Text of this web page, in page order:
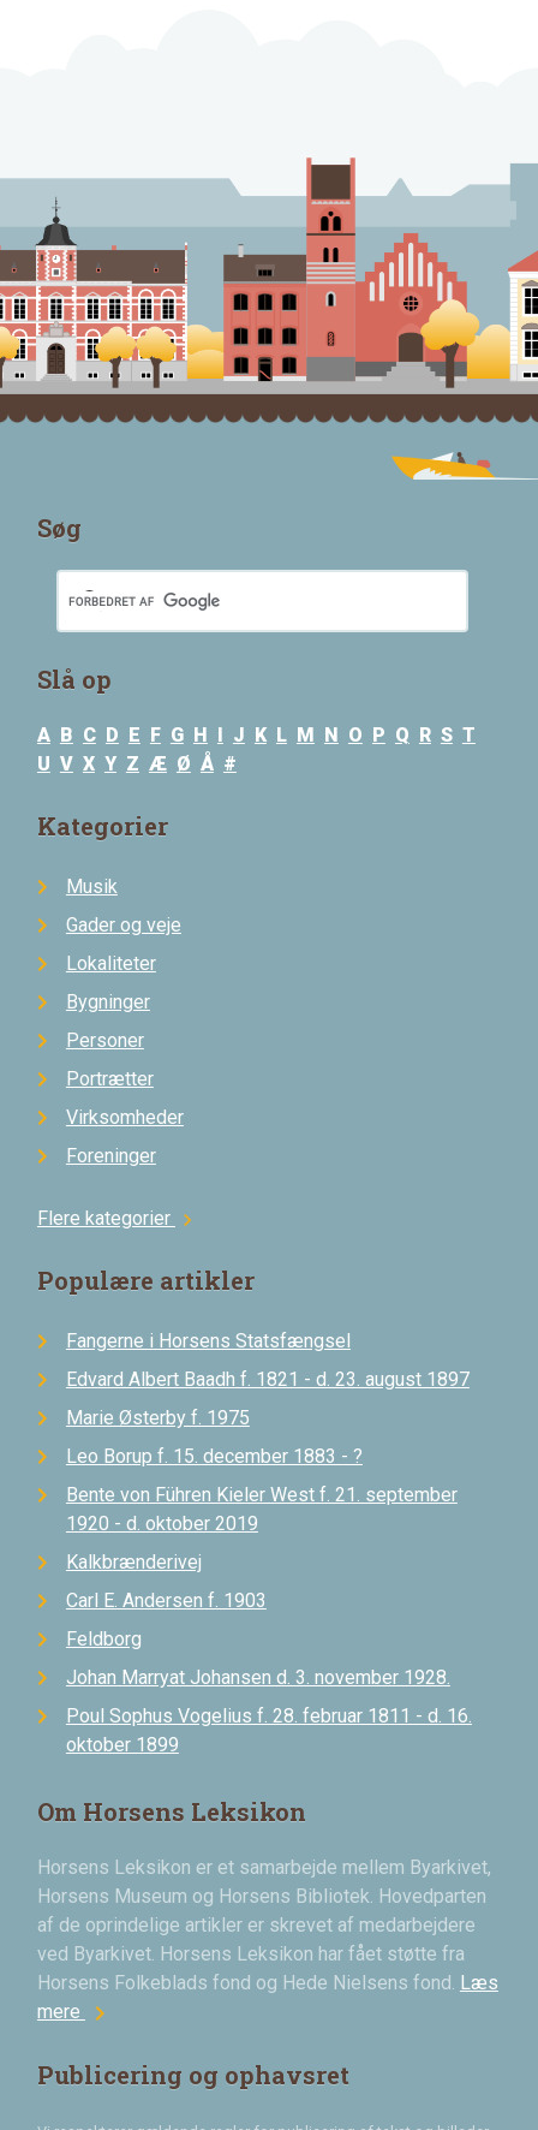
Søg
Slå op
A B C D E F G H I J K L M N O P Q R S T
U V X Y Z Æ Ø Å #
Kategorier
Musik
Gader og veje
Lokaliteter
Bygninger
Personer
Portrætter
Virksomheder
Foreninger
Flere kategorier chevron_right
Populære artikler
Fangerne i Horsens Statsfængsel
Edvard Albert Baadh f. 1821 - d. 23. august 1897
Marie Østerby f. 1975
Leo Borup f. 15. december 1883 - ?
Bente von Führen Kieler West f. 21. september
1920 - d. oktober 2019
Kalkbrænderivej
Carl E. Andersen f. 1903
Feldborg
Johan Marryat Johansen d. 3. november 1928.
Poul Sophus Vogelius f. 28. februar 1811 - d. 16.
oktober 1899
Om Horsens Leksikon
Horsens Leksikon er et samarbejde mellem Byarkivet,
Horsens Museum og Horsens Bibliotek. Hovedparten
af de oprindelige artikler er skrevet af medarbejdere
ved Byarkivet. Horsens Leksikon har fået støtte fra
Horsens Folkeblads fond og Hede Nielsens fond. Læs
mere chevron_right
Publicering og ophavsret